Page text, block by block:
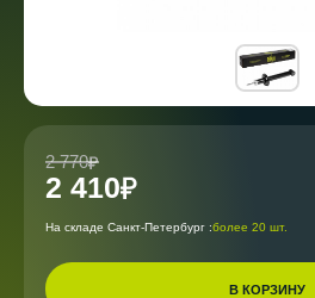
2 770
2 410
На складе Санкт-Петербург :более 20 шт.
В КОРЗИНУ